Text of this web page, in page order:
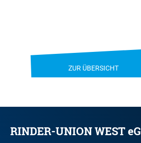
ZUR ÜBERSICHT
RINDER-UNION WEST eG